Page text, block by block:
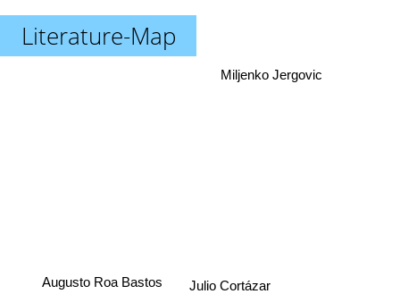
Literature-Map
Julio Cortázar
Augusto Roa Bastos
Miljenko Jergovic